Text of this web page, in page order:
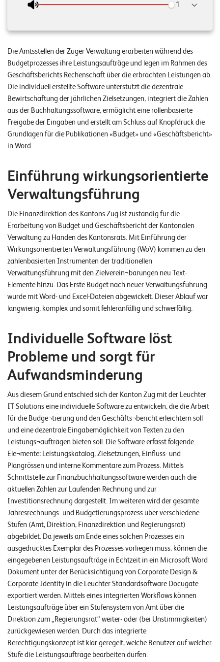
n
n
U
n
t
e
r
h
m
e
n
K
a
r
r
i
r
e
N
e
w
s
v
e
n
t
s
U
P
O
R
T
T
E
M
V
I
E
Die Amtsstellen der Zuger Verwaltung erarbeiten während des
Budgetprozesses ihre Leistungsaufträge und legen im Rahmen des
Geschäftsberichts Rechenschaft über die erbrachten Leistungen ab.
Die individuell erstellte Software unterstützt die dezentrale
Bewirtschaftung der jährlichen Zielsetzungen, integriert die Zahlen
aus der Buchhaltungssoftware, ermöglicht eine rollenbasierte
Freigabe der Eingaben und erstellt am Schluss auf Knopfdruck die
Grundlagen für die Publikationen «Budget» und «Geschäftsbericht»
in Word.
Einführung wirkungsorientierte
Verwaltungsführung
Die Finanzdirektion des Kantons Zug ist zuständig für die
Erarbeitung von Budget und Geschäftsbericht der Kantonalen
Verwaltung zu Handen des Kantonsrats. Mit Einführung der
Wirkungsorientierten Verwaltungsführung (WoV) kommen zu den
zahlenbasierten Instrumenten der traditionellen
Verwaltungsführung mit den Zielverein¬barungen neu Text-
Elemente hinzu. Das Erste Budget nach neuer Verwaltungsführung
wurde mit Word- und Excel-Dateien abgewickelt. Dieser Ablauf war
langwierig, komplex und somit fehleranfällig und schwerfällig.
Individuelle Software löst
Probleme und sorgt für
Aufwandsminderung
Aus diesem Grund entschied sich der Kanton Zug mit der Leuchter
IT Solutions eine individuelle Software zu entwickeln, die die Arbeit
für die Budge¬tierung und den Geschäfts¬bericht erleichtern soll
und eine dezentrale Eingabemöglichkeit von Texten zu den
Leistungs¬aufträgen bieten soll. Die Software erfasst folgende
Ele¬mente: Leistungskatalog, Zielsetzungen, Einfluss- und
Plangrössen und interne Kommentare zum Prozess. Mittels
Schnittstelle zur Finanzbuchhaltungssoftware werden auch die
aktuellen Zahlen zur Laufenden Rechnung und zur
Investitionsrechnung dargestellt. Im weiteren wird der gesamte
Jahresrechnungs- und Budgetierungsprozess über verschiedene
Stufen (Amt, Direktion, Finanzdirektion und Regierungsrat)
abgebildet. Da jeweils am Ende eines solchen Prozesses ein
ausgedrucktes Exemplar des Prozesses vorliegen muss, können die
eingegebenen Leistungsaufträge in Echtzeit in ein Microsoft Word
Dokument unter der Berücksichtigung von Corporate Design &
Corporate Identity in die Leuchter Standardsoftware Docugate
exportiert werden. Mittels eines integrierten Workflows können
Leistungsaufträge über ein Stufensystem von Amt über die
Direktion zum „Regierungsrat“ weiter- oder (bei Unstimmigkeiten)
zurückgewiesen werden. Durch das integrierte
Berechtigungskonzept ist klar geregelt, welche Benutzer auf welcher
Stufe die Leistungsaufträge bearbeiten dürfen.